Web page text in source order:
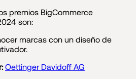
premios BigCommerce
son:
marcas con un diseño de
Oettinger Davidoff AG